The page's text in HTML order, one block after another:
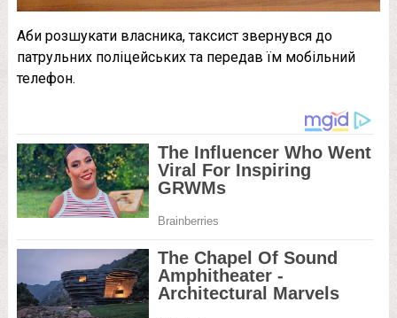
Аби розшукати власника, таксист звернувся до
патрульних поліцейських та передав їм мобільний
телефон.